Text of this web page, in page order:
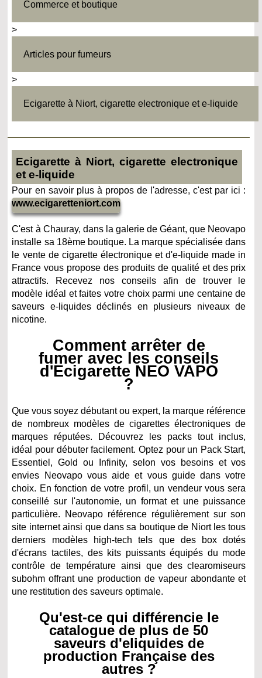
Commerce et boutique
>
Articles pour fumeurs
>
Ecigarette à Niort, cigarette electronique et e-liquide
Ecigarette à Niort, cigarette electronique
et e-liquide
Pour en savoir plus à propos de l'adresse, c'est par ici :
www.ecigaretteniort.com
C'est à Chauray, dans la galerie de Géant, que Neovapo
installe sa 18ème boutique. La marque spécialisée dans
le vente de cigarette électronique et d'e-liquide made in
France vous propose des produits de qualité et des prix
attractifs. Recevez nos conseils afin de trouver le
modèle idéal et faites votre choix parmi une centaine de
saveurs e-liquides déclinés en plusieurs niveaux de
nicotine.
Comment arrêter de
fumer avec les conseils
d'Ecigarette NEO VAPO
?
Que vous soyez débutant ou expert, la marque référence
de nombreux modèles de cigarettes électroniques de
marques réputées. Découvrez les packs tout inclus,
idéal pour débuter facilement. Optez pour un Pack Start,
Essentiel, Gold ou Infinity, selon vos besoins et vos
envies Neovapo vous aide et vous guide dans votre
choix. En fonction de votre profil, un vendeur vous sera
conseillé sur l'autonomie, un format et une puissance
particulière. Neovapo référence régulièrement sur son
site internet ainsi que dans sa boutique de Niort les tous
derniers modèles high-tech tels que des box dotés
d'écrans tactiles, des kits puissants équipés du mode
contrôle de température ainsi que des clearomiseurs
subohm offrant une production de vapeur abondante et
une restitution des saveurs optimale.
Qu'est-ce qui différencie le
catalogue de plus de 50
saveurs d'eliquides de
production Française des
autres ?